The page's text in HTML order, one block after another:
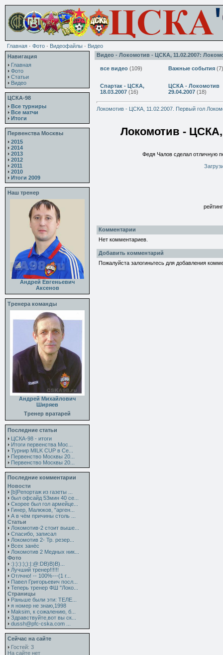
Главная · Фото · Видеофайлы · Видео
Навигация
Главная
Фото
Статьи
Видео
ЦСКА-98
Все турниры
Все матчи
Итоги
Первенства Москвы
2015
2014
2013
2012
2011
2010
Итоги 2009
Наш тренер
Андрей Евгеньевич
Аксенов
Тренера команды
Андрей Михайлович
Ширяев
Тренер вратарей
Последние статьи
ЦСКА-98 - итоги
Итоги первенства Мос...
Турнир MILK CUP в Се...
Первенство Москвы 20...
Первенство Москвы 20...
Последние комментарии
Новости
[b]Репортаж из газеты ...
был офсайд 53мин 40 се...
Скорее был гол армейце...
Гинер, Малюков, "арген...
А в чём причины столь ...
Статьи
Локомотив-2 стоит выше...
Спасибо, записал
Локомотив 2- Тр. резер...
Всех занёс
Локомотив 2 Медных ник...
Фото
:):):):);):|:@:DB)B)B)...
Лучший тренер!!!!!!
Отлчно! -- 100%---(1 г...
Павел Григорьевич посл...
Теперь тренер ФШ "Локо...
Страницы
Раньше были эти: ТЕЛЕ...
я номер не знаю,1998
Maksim, к сожалению, б...
Здравствуйте,вот вы ск...
dussh@pfc-cska.com ...
Сейчас на сайте
Гостей: 3
На сайте нет
Видео - Локомотив - ЦСКА, 11.02.2007:
все видео (109) Важные события (7)
Спартак - ЦСКА,
18.03.2007 (16)
ЦСКА - Локомотив
29.04.2007 (18)
Локомотив - ЦСКА, 11.02.2007. Первый гол
Локомотив - ЦСКА,
Федя Чалов сделал отличную
Комментарии
Нет комментариев.
Добавить комментарий
Пожалуйста залогиньтесь для добавления